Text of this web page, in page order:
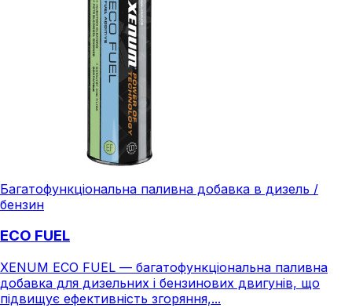
Багатофункціональна паливна добавка в дизель /
бензин
ECO FUEL
XENUM ECO FUEL — багатофункціональна паливна
добавка для дизельних і бензинових двигунів, що
підвищує ефективність згоряння,...